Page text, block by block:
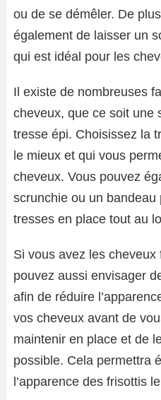
ou de se démêler. De
également de laisser un
qui est idéal pour les
Il existe de nombreuses
cheveux, que ce soit une
tresse épi. Choisissez la
le mieux et qui vous
cheveux. Vous pouvez
scrunchie ou un bandeau
tresses en place tout au
Si vous avez les
pouvez aussi envisager
afin de réduire
vos cheveux avant de
maintenir en place et de
possible. Cela permettra
l’apparence des frisottis